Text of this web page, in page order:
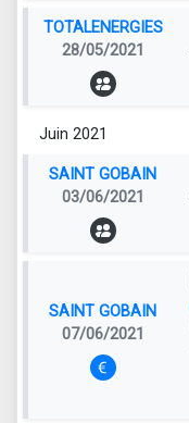
TOTALENERGIES
28/05/2021
Juin 2021
SAINT GOBAIN
03/06/2021
SAINT GOBAIN
07/06/2021